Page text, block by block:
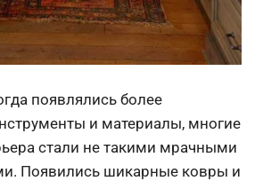
появлялись более
и материалы, многие
стали не такими мрачными
Появились шикарные ковры и